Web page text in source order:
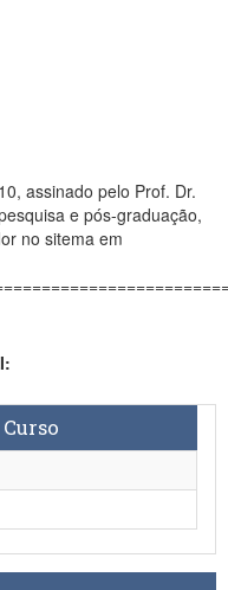
assinado pelo Prof. Dr.
no sitema em